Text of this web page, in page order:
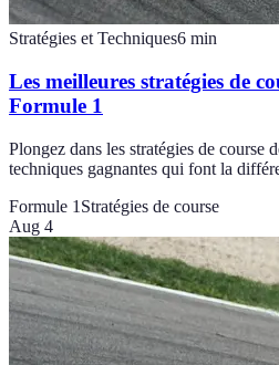
Stratégies et Techniques6 min
Les meilleures stratégies de
Formule 1
Plongez dans les stratégies de course
techniques gagnantes qui font la
Formule 1 Stratégies de course
Aug 4